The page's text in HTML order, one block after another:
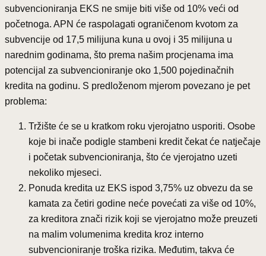
subvencioniranja EKS ne smije biti više od 10% veći od
početnoga. APN će raspolagati ograničenom kvotom za
subvencije od 17,5 milijuna kuna u ovoj i 35 milijuna u
narednim godinama, što prema našim procjenama ima
potencijal za subvencioniranje oko 1,500 pojedinačnih
kredita na godinu. S predloženom mjerom povezano je pet
problema:
Tržište će se u kratkom roku vjerojatno usporiti. Osobe
koje bi inače podigle stambeni kredit čekat će natječaje
i početak subvencioniranja, što će vjerojatno uzeti
nekoliko mjeseci.
Ponuda kredita uz EKS ispod 3,75% uz obvezu da se
kamata za četiri godine neće povećati za više od 10%,
za kreditora znači rizik koji se vjerojatno može preuzeti
na malim volumenima kredita kroz interno
subvencioniranje troška rizika. Međutim, takva će